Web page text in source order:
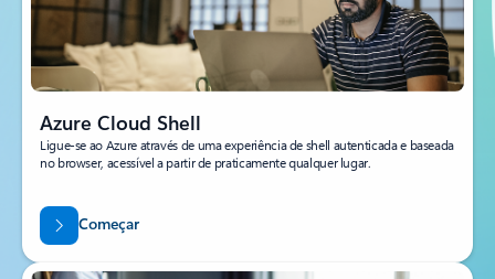
Azure Cloud Shell
Ligue-se ao Azure através de uma experiência de shell autenticada e baseada
no browser, acessível a partir de praticamente qualquer lugar.
Começar